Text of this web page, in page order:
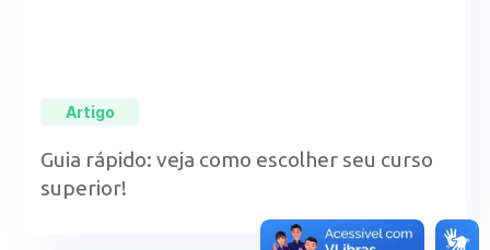
Artigo
Guia rápido: veja como escolher seu curso
superior!